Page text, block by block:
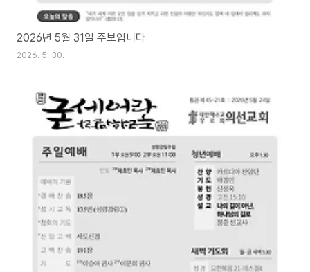
2026년 5월 31일 주보입니다
2026. 5. 30.